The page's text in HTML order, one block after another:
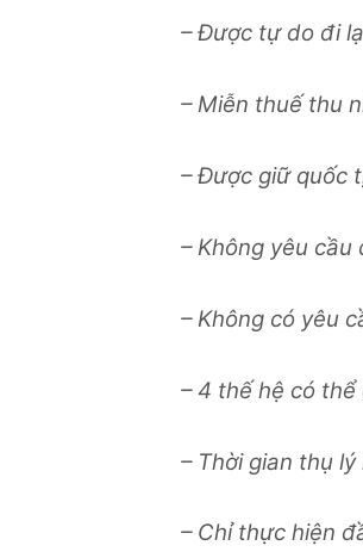
– Được tự do đi
– Miễn thuế thu
– Được giữ quốc
– Không yêu cầu
– Không có yêu
– 4 thế hệ có
– Thời gian thụ
– Chỉ thực hiện